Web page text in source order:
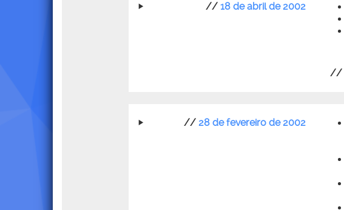
// 18 de abril de 2002
//
// 28 de fevereiro de 2002